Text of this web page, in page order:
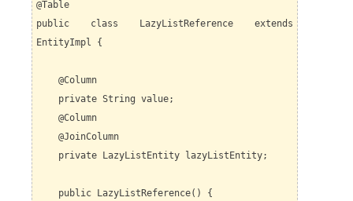
@Table
public class LazyListReference extends
EntityImpl {
@Column
private String value;
@Column
@JoinColumn
private LazyListEntity lazyListEntity;
public LazyListReference() {